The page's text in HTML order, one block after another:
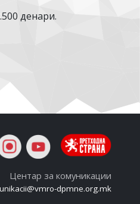
денари.
Центар за комуникации
dpmne.org.mk